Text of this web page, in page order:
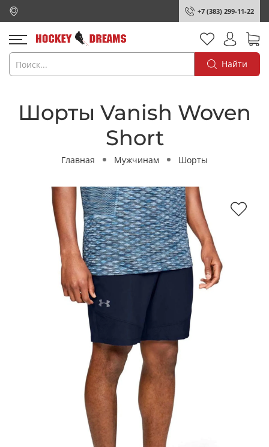
+7 (383) 299-11-22
Найти
Шорты Vanish Woven
Short
Главная Мужчинам Шорты